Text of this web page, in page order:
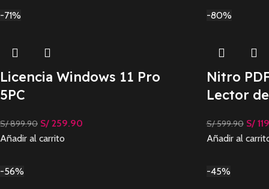
-71%
Licencia Windows 11 Pro
5PC
S/899.90 S/ 259.90
Añadir al carrito
-80%
Nitro
Lector
S/599.90 S/
Añadir al
-56% -45%